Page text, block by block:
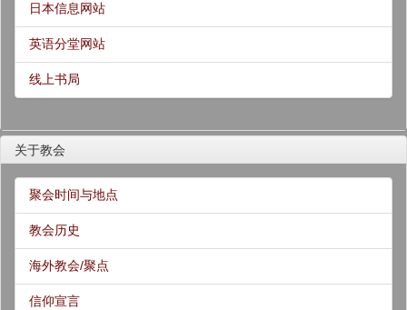
日本信息网站
英语分堂网站
线上书局
关于教会
聚会时间与地点
教会历史
海外教会/聚点
信仰宣言